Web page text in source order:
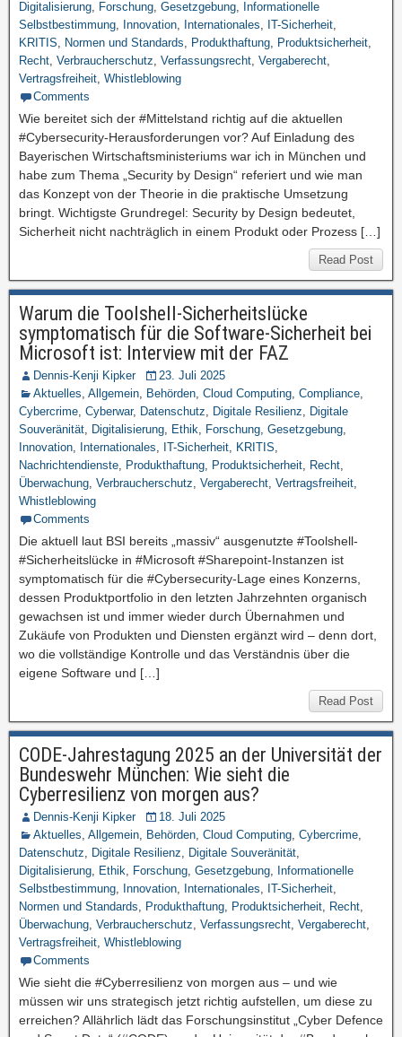
Digitalisierung, Forschung, Gesetzgebung, Informationelle
Selbstbestimmung, Innovation, Internationales, IT-Sicherheit,
KRITIS, Normen und Standards, Produkthaftung, Produktsicherheit,
Recht, Verbraucherschutz, Verfassungsrecht, Vergaberecht,
Vertragsfreiheit, Whistleblowing
Comments
Wie bereitet sich der #Mittelstand richtig auf die aktuellen
#Cybersecurity-Herausforderungen vor? Auf Einladung des
Bayerischen Wirtschaftsministeriums war ich in München und
habe zum Thema „Security by Design“ referiert und wie man
das Konzept von der Theorie in die praktische Umsetzung
bringt. Wichtigste Grundregel: Security by Design bedeutet,
Sicherheit nicht nachträglich in einem Produkt oder Prozess […]
Read Post
Warum die Toolshell-Sicherheitslücke
symptomatisch für die Software-Sicherheit bei
Microsoft ist: Interview mit der FAZ
Dennis-Kenji Kipker
23. Juli 2025
Aktuelles, Allgemein, Behörden, Cloud Computing, Compliance,
Cybercrime, Cyberwar, Datenschutz, Digitale Resilienz, Digitale
Souveränität, Digitalisierung, Ethik, Forschung, Gesetzgebung,
Innovation, Internationales, IT-Sicherheit, KRITIS,
Nachrichtendienste, Produkthaftung, Produktsicherheit, Recht,
Überwachung, Verbraucherschutz, Vergaberecht, Vertragsfreiheit,
Whistleblowing
Comments
Die aktuell laut BSI bereits „massiv“ ausgenutzte #Toolshell-
#Sicherheitslücke in #Microsoft #Sharepoint-Instanzen ist
symptomatisch für die #Cybersecurity-Lage eines Konzerns,
dessen Produktportfolio in den letzten Jahrzehnten organisch
gewachsen ist und immer wieder durch Übernahmen und
Zukäufe von Produkten und Diensten ergänzt wird – denn dort,
wo die vollständige Kontrolle und das Verständnis über die
eigene Software und […]
Read Post
CODE-Jahrestagung 2025 an der Universität der
Bundeswehr München: Wie sieht die
Cyberresilienz von morgen aus?
Dennis-Kenji Kipker
18. Juli 2025
Aktuelles, Allgemein, Behörden, Cloud Computing, Cybercrime,
Datenschutz, Digitale Resilienz, Digitale Souveränität,
Digitalisierung, Ethik, Forschung, Gesetzgebung, Informationelle
Selbstbestimmung, Innovation, Internationales, IT-Sicherheit,
Normen und Standards, Produkthaftung, Produktsicherheit, Recht,
Überwachung, Verbraucherschutz, Verfassungsrecht, Vergaberecht,
Vertragsfreiheit, Whistleblowing
Comments
Wie sieht die #Cyberresilienz von morgen aus – und wie
müssen wir uns strategisch jetzt richtig aufstellen, um diese zu
erreichen? Allährlich lädt das Forschungsinstitut „Cyber Defence